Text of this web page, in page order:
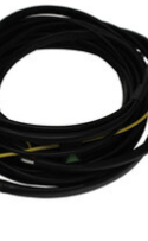
AJOUTER AU PANIER